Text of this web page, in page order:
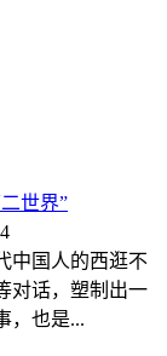
世界”
中国人的西逛不
对话，塑制出一
，也是...